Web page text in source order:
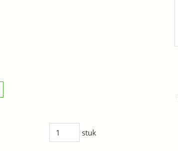
stuk